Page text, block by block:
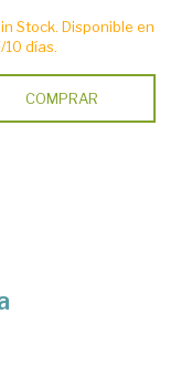
Stock. Disponible en
10 días.
COMPRAR